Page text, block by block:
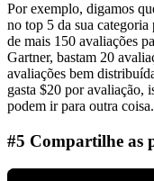
Por exemplo, digamos
no top 5 da sua
de mais 150 avaliações
Gartner, bastam 20
avaliações bem
gasta $20 por avaliação,
podem ir para outra coisa.
#5 Compartilhe as
Esse último caso de uso